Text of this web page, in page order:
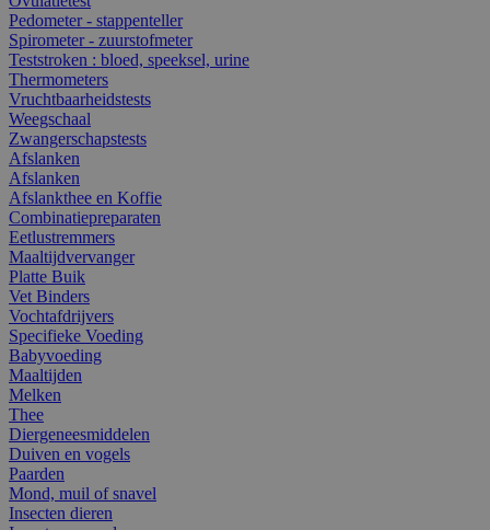
Pedometer - stappenteller
Spirometer - zuurstofmeter
Teststroken : bloed, speeksel, urine
Thermometers
Vruchtbaarheidstests
Weegschaal
Zwangerschapstests
Afslanken
Afslanken
Afslankthee en Koffie
Combinatiepreparaten
Eetlustremmers
Maaltijdvervanger
Platte Buik
Vet Binders
Vochtafdrijvers
Specifieke Voeding
Babyvoeding
Maaltijden
Melken
Thee
Diergeneesmiddelen
Duiven en vogels
Paarden
Mond, muil of snavel
Insecten dieren